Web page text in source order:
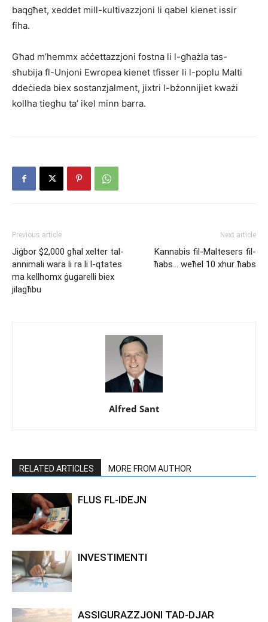
baqgħet, xeddet mill-kultivazzjoni li qabel kienet issir
fiha.
Għad m’hemmx aċċettazzjoni fostna li l-għażla tas-
sħubija fl-Unjoni Ewropea kienet tfisser li l-poplu Malti
ddeċieda biex sostanzjalment, jixtri l-bżonnijiet kważi
kollha tiegħu ta’ ikel minn barra.
Previous article
Jiġbor $2,000 għal xelter tal-
annimali wara li ra li l-qtates
ma kellhomx ġugarelli biex
jilagħbu
Next article
Kannabis fil-Maltesers fil-
ħabs… weħel 10 xhur ħabs
Alfred Sant
RELATED ARTICLES MORE FROM AUTHOR
FLUS FL-IDEJN
INVESTIMENTI
ASSIGURAZZJONI TAD-DJAR